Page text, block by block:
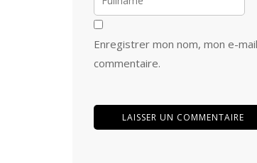
Enregistrer mon nom, mon e-
commentaire.